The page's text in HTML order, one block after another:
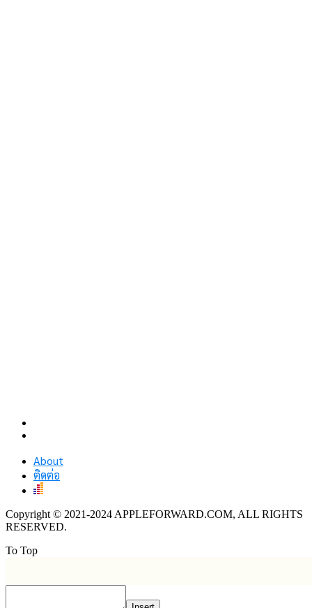
About
ติดต่อ
Copyright © 2021-2024 APPLEFORWARD.COM, ALL RIGHTS
RESERVED.
To Top